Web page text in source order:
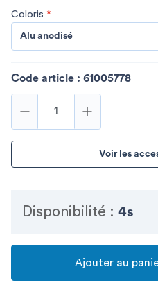
Coloris *
Alu anodisé
Code article : 61005778
Voir les
Disponibilité : 4s
Ajouter au